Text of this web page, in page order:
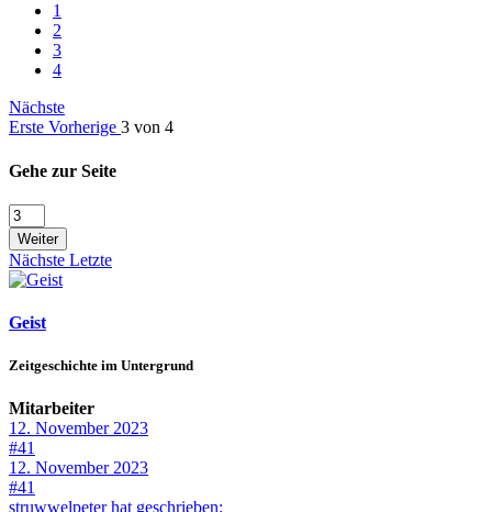
1
2
3
4
Nächste
Erste Vorherige 3 von 4
Gehe zur Seite
Weiter
Nächste Letzte
Geist
Zeitgeschichte im Untergrund
Mitarbeiter
12. November 2023
#41
12. November 2023
#41
struwwelpeter hat geschrieben: